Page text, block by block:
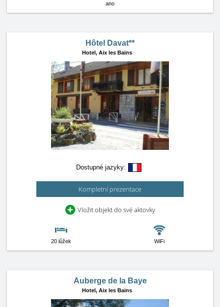
ano
Hôtel Davat**
Hotel, Aix les Bains
Dostupné jazyky:
Kompletní prezentace
Vložit objekt do své aktovky
20 lůžek WiFi
Auberge de la Baye
Hotel, Aix les Bains